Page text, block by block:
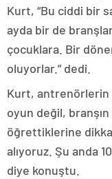
Kurt, “Bu ciddi bir
ayda bir de
çocuklara. Bir
oluyorlar.” dedi.
Kurt, antrenörlerin
oyun değil,
öğrettiklerine
alıyoruz. Şu anda
diye konuştu.